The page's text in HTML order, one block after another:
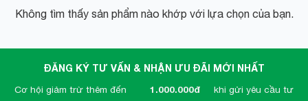
Không tìm thấy sản phẩm nào khớp với lựa chọn của bạn.
ĐĂNG KÝ TƯ VẤN & NHẬN ƯU ĐÃI MỚI NHẤT
Cơ hội giảm trừ thêm đến 1.000.000đ
khi gửi yêu cầu tư